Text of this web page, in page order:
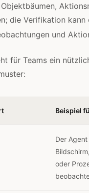
die Verifikation
und
für Teams ein
Beispiel
Der
oder